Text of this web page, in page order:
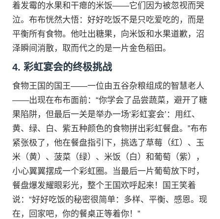
着发霉的水果和干瘪的米饭——它们因为被忽视而哭
泣。布布恍然大悟：好好吃饭不是只吃爱吃的，而是
平衡所有食物。他吐出糖果，向米饭和水果道歉，沼
泽瞬间消散，取而代之的是一片金色稻田。
4. 彩虹宴会的终极挑战
食物王国的国王——一位由五谷杂粮组成的智慧老人
——出现在布布面前：“你学会了品尝蔬菜，避开了糖
果陷阱，但最后一关是举办一场‘彩虹宴会’：用红、
黄、绿、白、紫五种颜色的食物拼出彩虹餐盘。”布布
紧张极了，他在餐盘指引下，挑选了草莓（红）、玉
米（黄）、菠菜（绿）、米饭（白）和葡萄（紫），
小心翼翼摆成一个彩虹圈。当最后一片葡萄放下时，
餐盘爆发耀眼彩光，整个王国欢呼起来！国王笑着
说：“好好吃饭的秘密很简单：多样、平衡、感恩。现
在，回家吧，你的餐桌正等着你！”